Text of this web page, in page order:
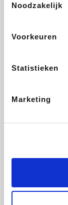
Noodzakelijk
Voorkeuren
Statistieken
Marketing
Ekoi
My Jewellery